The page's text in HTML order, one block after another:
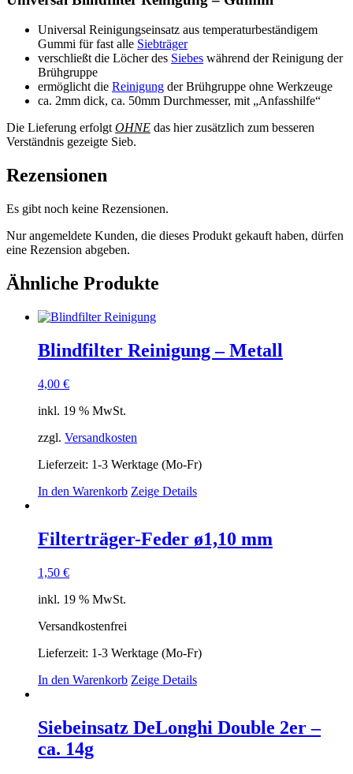
Universal Reinigungseinsatz aus temperaturbeständigem
Gummi für fast alle Siebträger
verschließt die Löcher des Siebes während der Reinigung der
Brühgruppe
ermöglicht die Reinigung der Brühgruppe ohne Werkzeuge
ca. 2mm dick, ca. 50mm Durchmesser, mit „Anfasshilfe“
Die Lieferung erfolgtOHNE das hier zusätzlich zum besseren
Verständnis gezeigte Sieb.
Rezensionen
Es gibt noch keine Rezensionen.
Nur angemeldete Kunden, die dieses Produkt gekauft haben, dürfen
eine Rezension abgeben.
Ähnliche Produkte
Blindfilter Reinigung – Metall
4,00 €
inkl. 19 % MwSt.
zzgl. Versandkosten
Lieferzeit: 1-3 Werktage (Mo-Fr)
In den Warenkorb Zeige Details
Filterträger-Feder ø1,10 mm
1,50 €
inkl. 19 % MwSt.
Versandkostenfrei
Lieferzeit: 1-3 Werktage (Mo-Fr)
In den Warenkorb Zeige Details
Siebeinsatz DeLonghi Double 2er –
ca. 14g